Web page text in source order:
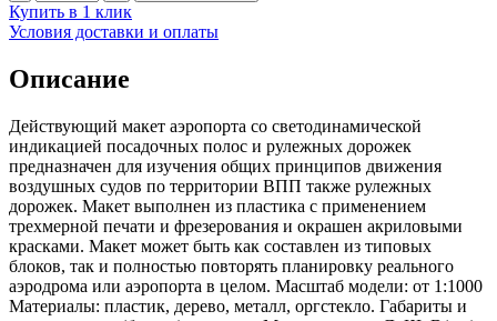
Купить в 1 клик
Условия доставки и оплаты
Описание
Действующий макет аэропорта со светодинамической
индикацией посадочных полос и рулежных дорожек
предназначен для изучения общих принципов движения
воздушных судов по территории ВПП также рулежных
дорожек. Макет выполнен из пластика с применением
трехмерной печати и фрезерования и окрашен акриловыми
красками. Макет может быть как составлен из типовых
блоков, так и полностью повторять планировку реального
аэродрома или аэропорта в целом. Масштаб модели: от 1:1000
Материалы: пластик, дерево, металл, оргстекло. Габариты и